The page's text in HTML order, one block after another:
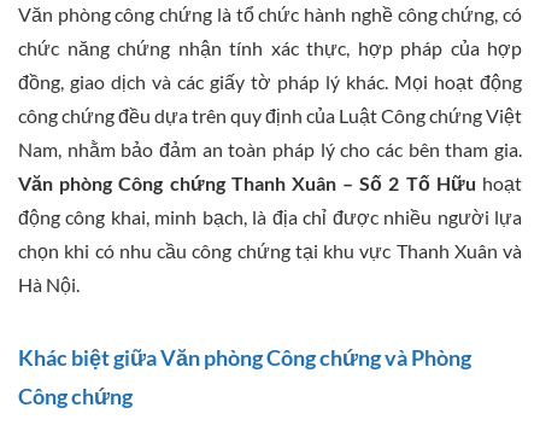
Văn phòng công chứng là tổ chức hành nghề công chứng, có
chức năng chứng nhận tính xác thực, hợp pháp của hợp
đồng, giao dịch và các giấy tờ pháp lý khác. Mọi hoạt động
công chứng đều dựa trên quy định của Luật Công chứng Việt
Nam, nhằm bảo đảm an toàn pháp lý cho các bên tham gia.
Văn phòng Công chứng Thanh Xuân – Số 2 Tố Hữu hoạt
động công khai, minh bạch, là địa chỉ được nhiều người lựa
chọn khi có nhu cầu công chứng tại khu vực Thanh Xuân và
Hà Nội.
Khác biệt giữa Văn phòng Công chứng và Phòng
Công chứng